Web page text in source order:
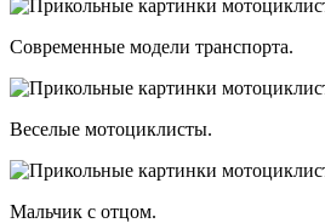
Современные модели транспорта.
Веселые мотоциклисты.
Мальчик с отцом.